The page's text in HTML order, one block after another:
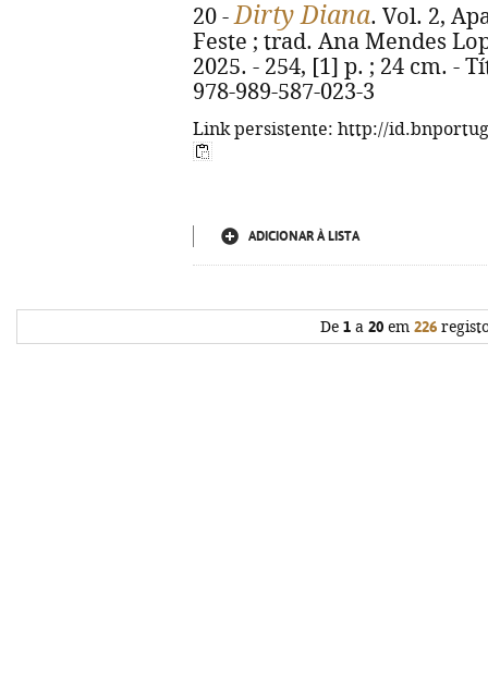
20 -Dirty Diana. Vol. 2,
Feste ; trad. Ana Mendes
2025. - 254, [1] p. ; 24 cm. -
978-989-587-023-3
Link persistente: http://
ADICIONAR À LISTA
De 1 a 20 em 226